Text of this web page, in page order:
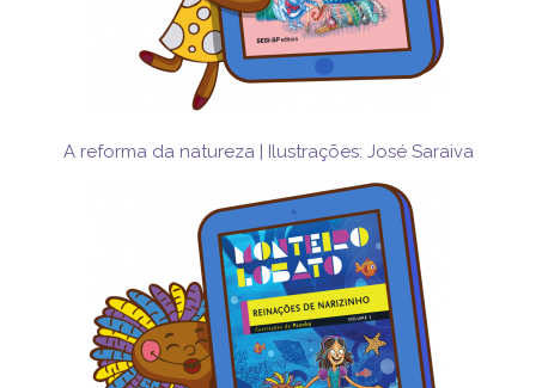
A reforma da natureza | Ilustrações: José Saraiva